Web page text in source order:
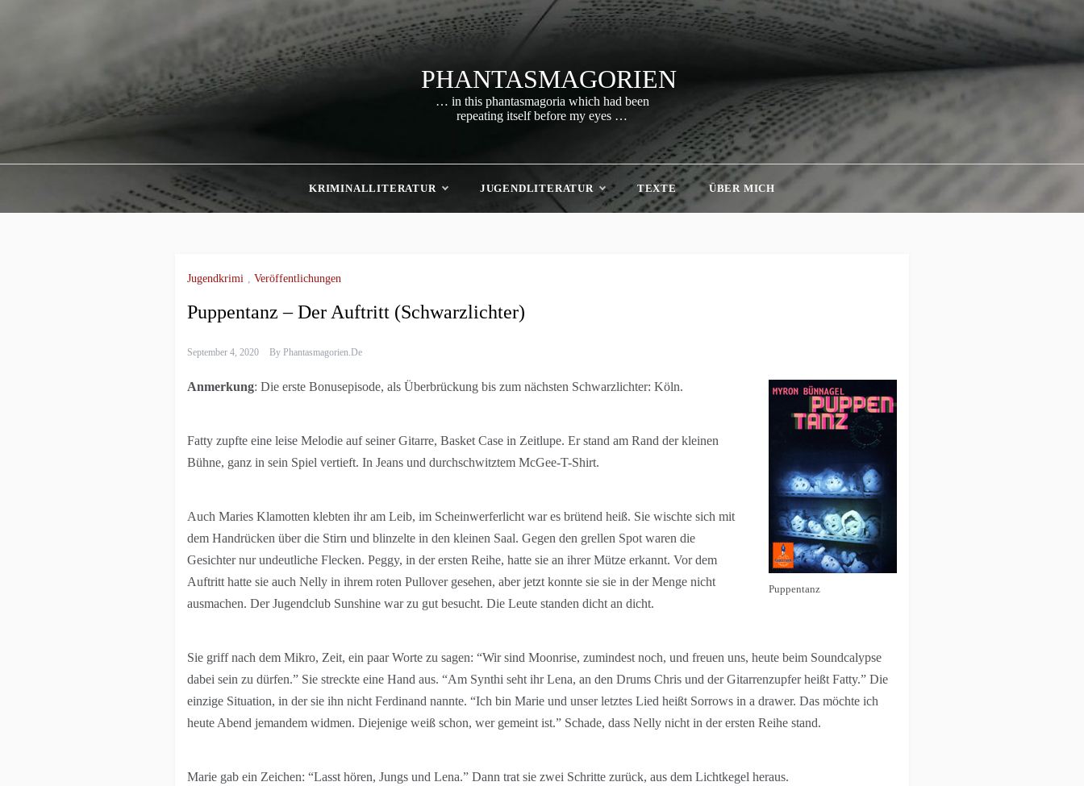
PHANTASMAGORIEN
… in this phantasmagoria which had been
repeating itself before my eyes …
KRIMINALLITERATUR JUGENDLITERATUR TEXTE ÜBER MICH
Jugendkrimi Veröffentlichungen
Puppentanz – Der Auftritt (Schwarzlichter)
September 4, 2020 By Phantasmagorien.de
Puppentanz
Anmerkung: Die erste Bonusepisode, als Überbrückung bis zum nächsten Schwarzlichter: Köln.
Fatty zupfte eine leise Melodie auf seiner Gitarre, Basket Case in Zeitlupe. Er stand am Rand der kleinen
Bühne, ganz in sein Spiel vertieft. In Jeans und durchschwitztem McGee-T-Shirt.
Auch Maries Klamotten klebten ihr am Leib, im Scheinwerferlicht war es brütend heiß. Sie wischte sich mit
dem Handrücken über die Stirn und blinzelte in den kleinen Saal. Gegen den grellen Spot waren die
Gesichter nur undeutliche Flecken. Peggy, in der ersten Reihe, hatte sie an ihrer Mütze erkannt. Vor dem
Auftritt hatte sie auch Nelly in ihrem roten Pullover gesehen, aber jetzt konnte sie sie in der Menge nicht
ausmachen. Der Jugendclub Sunshine war zu gut besucht. Die Leute standen dicht an dicht.
Sie griff nach dem Mikro, Zeit, ein paar Worte zu sagen: “Wir sind Moonrise, zumindest noch, und freuen uns, heute beim Soundcalypse
dabei sein zu dürfen.” Sie streckte eine Hand aus. “Am Synthi seht ihr Lena, an den Drums Chris und der Gitarrenzupfer heißt Fatty.” Die
einzige Situation, in der sie ihn nicht Ferdinand nannte. “Ich bin Marie und unser letztes Lied heißt Sorrows in a drawer. Das möchte ich
heute Abend jemandem widmen. Diejenige weiß schon, wer gemeint ist.” Schade, dass Nelly nicht in der ersten Reihe stand.
Marie gab ein Zeichen: “Lasst hören, Jungs und Lena.” Dann trat sie zwei Schritte zurück, aus dem Lichtkegel heraus.